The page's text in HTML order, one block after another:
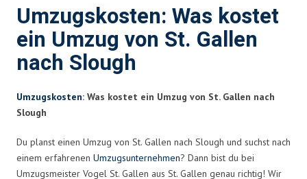
Umzugskosten: Was kostet
ein Umzug von St. Gallen
nach Slough
Umzugskosten: Was kostet ein Umzug von St. Gallen nach
Slough
Du planst einen Umzug von St. Gallen nach Slough und suchst nach
einem erfahrenen Umzugsunternehmen? Dann bist du bei
Umzugsmeister Vogel St. Gallen aus St. Gallen genau richtig! Wir